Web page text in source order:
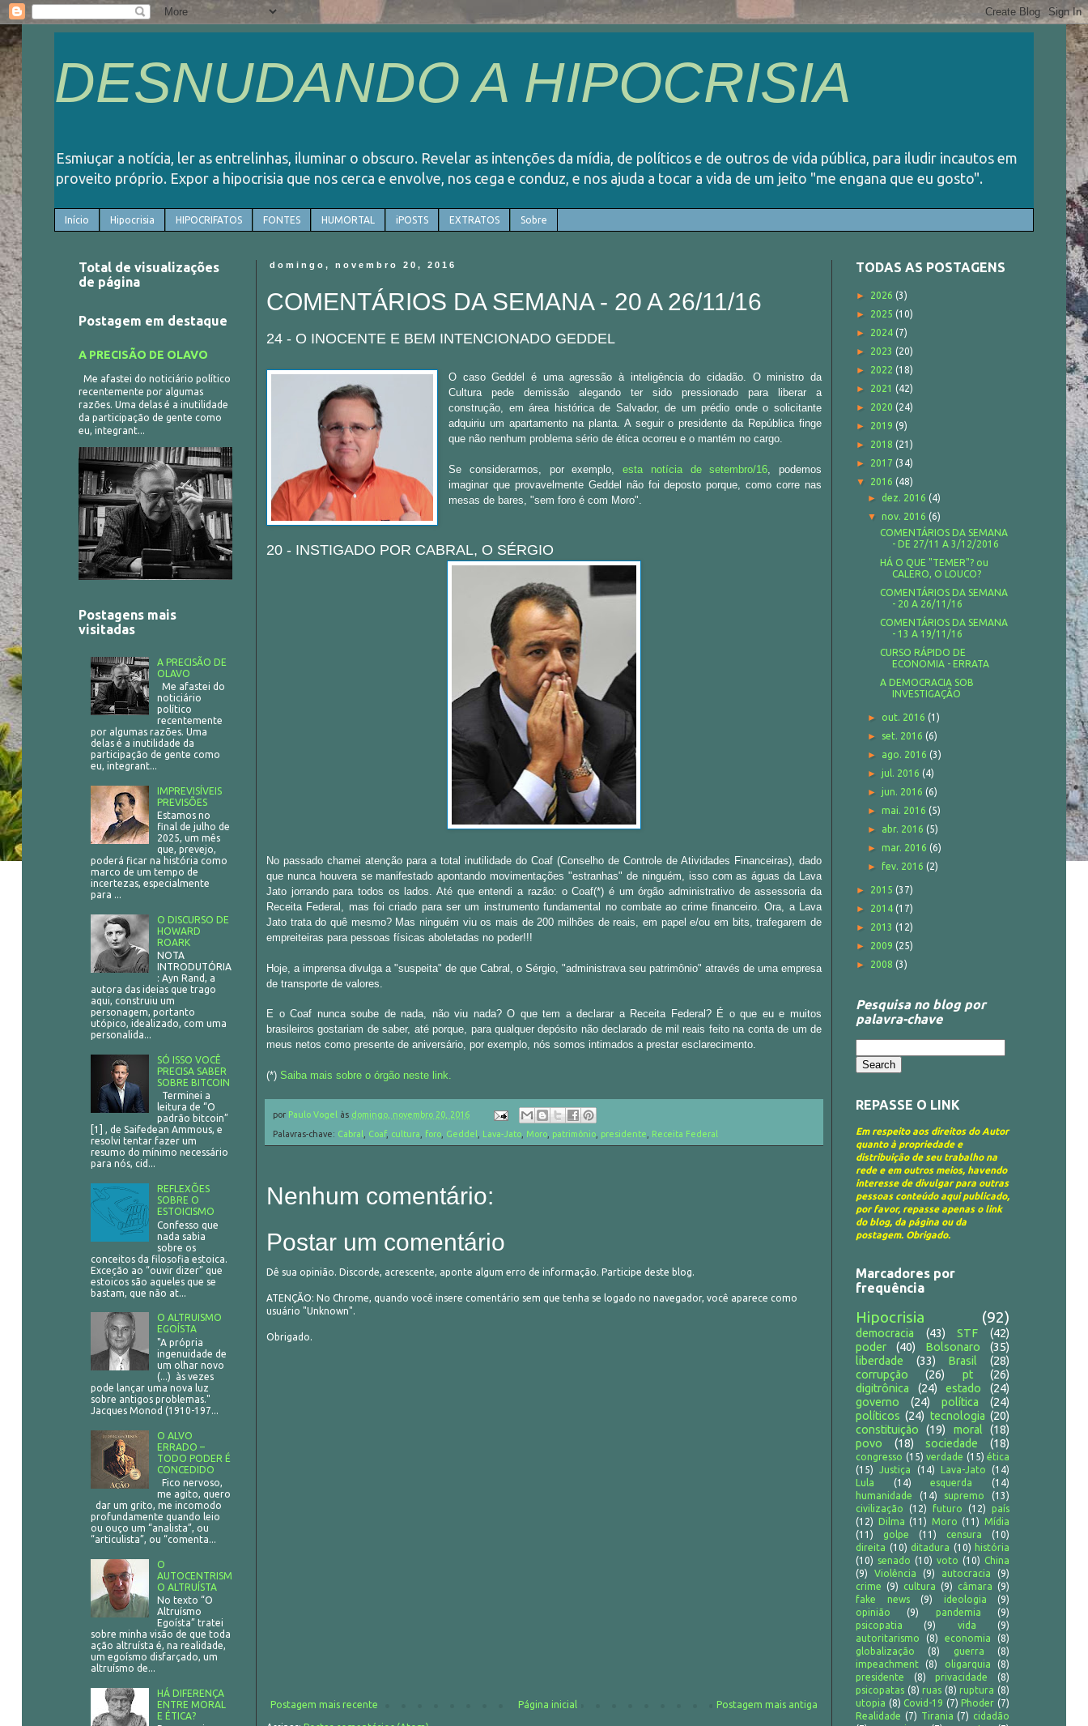
DESNUDANDO A HIPOCRISIA
Esmiuçar a notícia, ler as entrelinhas, iluminar o obscuro. Revelar as intenções da mídia, de políticos e de outros de vida pública, para iludir incautos em
proveito próprio. Expor a hipocrisia que nos cerca e envolve, nos cega e conduz, e nos ajuda a tocar a vida de um jeito "me engana que eu gosto".
Início Hipocrisia HIPOCRIFATOS FONTES HUMORTAL iPOSTS EXTRATOS Sobre
domingo, novembro 20, 2016
COMENTÁRIOS DA SEMANA - 20 A 26/11/16
24 - O INOCENTE E BEM INTENCIONADO GEDDEL
O caso Geddel é uma agressão à inteligência do cidadão. O ministro da
Cultura pede demissão alegando ter sido pressionado para liberar a
construção, em área histórica de Salvador, de um prédio onde o solicitante
adquiriu um apartamento na planta. A seguir o presidente da República finge
que não nenhum problema sério de ética ocorreu e o mantém no cargo.
Se considerarmos, por exemplo,esta notícia de setembro/16, podemos
imaginar que provavelmente Geddel não foi deposto porque, como corre nas
mesas de bares, "sem foro é com Moro".
20 - INSTIGADO POR CABRAL, O SÉRGIO
No passado chamei atenção para a total inutilidade do Coaf (Conselho de Controle de Atividades Financeiras), dado
que nunca houvera se manifestado apontando movimentações "estranhas" de ninguém, isso com as águas da Lava
Jato jorrando para todos os lados. Até que entendi a razão: o Coaf(*) é um órgão administrativo de assessoria da
Receita Federal, mas foi criado para ser um instrumento fundamental no combate ao crime financeiro. Ora, a Lava
Jato trata do quê mesmo? Mas ninguém viu os mais de 200 milhões de reais, em papel e/ou em bits, trafegarem de
empreiteiras para pessoas físicas aboletadas no poder!!!
Hoje, a imprensa divulga a "suspeita" de que Cabral, o Sérgio, "administrava seu patrimônio" através de uma empresa
de transporte de valores.
E o Coaf nunca soube de nada, não viu nada? O que tem a declarar a Receita Federal? É o que eu e muitos
brasileiros gostariam de saber, até porque, para qualquer depósito não declarado de mil reais feito na conta de um de
meus netos como presente de aniversário, por exemplo, nós somos intimados a prestar esclarecimento.
(*) Saiba mais sobre o órgão neste link.
por Paulo Vogel às domingo, novembro 20, 2016
Palavras-chave: Cabral, Coaf, cultura, foro, Geddel, Lava-Jato, Moro, patrimônio, presidente, Receita Federal
Nenhum comentário:
Postar um comentário
Dê sua opinião. Discorde, acrescente, aponte algum erro de informação. Participe deste blog.
ATENÇÃO: No Chrome, quando você insere comentário sem que tenha se logado no navegador, você aparece como
usuário "Unknown".
Obrigado.
Postagem mais recente Postagem mais antiga
Página inicial
Total de visualizações
de página
Postagem em destaque
A PRECISÃO DE OLAVO
Me afastei do noticiário político
recentemente por algumas
razões. Uma delas é a inutilidade
da participação de gente como
eu, integrant...
Postagens mais
visitadas
A PRECISÃO DE
OLAVO
Me afastei do
noticiário
político
recentemente
por algumas razões. Uma
delas é a inutilidade da
participação de gente como
eu, integrant...
IMPREVISÍVEIS
PREVISÕES
Estamos no
final de julho de
2025, um mês
que, prevejo,
poderá ficar na história como
marco de um tempo de
incertezas, especialmente
para ...
O DISCURSO DE
HOWARD
ROARK
NOTA
INTRODUTÓRIA
: Ayn Rand, a
autora das ideias que trago
aqui, construiu um
personagem, portanto
utópico, idealizado, com uma
personalida...
SÓ ISSO VOCÊ
PRECISA SABER
SOBRE BITCOIN
Terminei a
leitura de “O
padrão bitcoin”
[1] , de Saifedean Ammous, e
resolvi tentar fazer um
resumo do mínimo necessário
para nós, cid...
REFLEXÕES
SOBRE O
ESTOICISMO
Confesso que
nada sabia
sobre os
conceitos da filosofia estoica.
Exceção ao “ouvir dizer” que
estoicos são aqueles que se
bastam, que não at...
O ALTRUISMO
EGOÍSTA
"A própria
ingenuidade de
um olhar novo
(...) às vezes
pode lançar uma nova luz
sobre antigos problemas."
Jacques Monod (1910-197...
O ALVO
ERRADO –
TODO PODER É
CONCEDIDO
Fico nervoso,
me agito, quero
dar um grito, me incomodo
profundamente quando leio
ou ouço um “analista”, ou
“articulista”, ou “comenta...
O
AUTOCENTRISM
O ALTRUÍSTA
No texto “O
Altruísmo
Egoísta” tratei
sobre minha visão de que toda
ação altruísta é, na realidade,
um egoísmo disfarçado, um
altruísmo de...
HÁ DIFERENÇA
ENTRE MORAL
E ÉTICA?
TODAS AS POSTAGENS
► 2026 (3)
► 2025 (10)
► 2024 (7)
► 2023 (20)
► 2022 (18)
► 2021 (42)
► 2020 (24)
► 2019 (9)
► 2018 (21)
► 2017 (34)
▼ 2016 (48)
► dez. 2016(4)
▼nov. 2016(6)
COMENTÁRIOS DA SEMANA
- DE 27/11 A 3/12/2016
HÁ O QUE "TEMER"? ou
CALERO, O LOUCO?
COMENTÁRIOS DA SEMANA
- 20 A 26/11/16
COMENTÁRIOS DA SEMANA
- 13 A 19/11/16
CURSO RÁPIDO DE
ECONOMIA - ERRATA
A DEMOCRACIA SOB
INVESTIGAÇÃO
► out. 2016(1)
► set. 2016(6)
► ago. 2016(3)
►jul. 2016(4)
►jun. 2016(6)
►mai. 2016(5)
► abr. 2016(5)
►mar. 2016(6)
► fev. 2016(2)
► 2015 (37)
► 2014 (17)
► 2013 (12)
► 2009 (25)
► 2008 (3)
Pesquisa no blog por
palavra-chave
REPASSE O LINK
Em respeito aos direitos do Autor
quanto à propriedade e
distribuição de seu trabalho na
rede e em outros meios, havendo
interesse de divulgar para outras
pessoas conteúdo aqui publicado,
por favor, repasse apenas o link
do blog, da página ou da
postagem. Obrigado.
Marcadores por
frequência
Hipocrisia (92)
democracia (43) STF
(42)
poder
(40) Bolsonaro
(35)
liberdade
(33) Brasil
(28)
corrupção
(26) pt
(26)
digitrônica
(24) estado
(24)
governo
(24) política
(24)
políticos (24) tecnologia (20)
constituição
(19) moral
(18)
povo
(18) sociedade (18)
congresso (15) verdade (15) ética
(15)
Justiça (14) Lava-Jato
(14)
Lula
(14) esquerda
(14)
humanidade
(14) supremo
(13)
civilização
(12) futuro (12)
país
(12)
Dilma (11) Moro (11) Mídia
(11)
golpe (11) censura
(10)
direita (10) ditadura (10) história
(10) senado (10) voto (10) China
(9)
Violência (9) autocracia
(9)
crime (9) cultura (9) câmara (9)
fake news
(9) ideologia
(9)
opinião
(9) pandemia
(9)
psicopatia
(9) vida
(9)
autoritarismo
(8) economia
(8)
globalização
(8) guerra
(8)
impeachment
(8) oligarquia
(8)
presidente
(8) privacidade
(8)
psicopatas (8) ruas (8) ruptura (8)
utopia (8) Covid-19 (7) Phoder (7)
Realidade (7) Tirania (7) cidadão